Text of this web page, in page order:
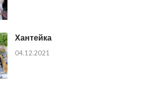
Хантейка
04.12.2021